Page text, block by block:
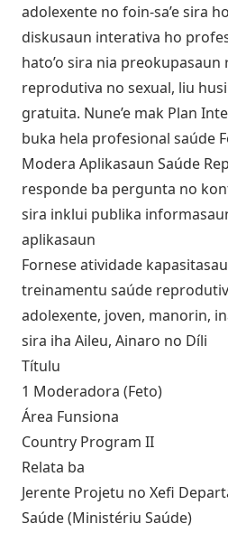
adolexente no foin-sa’e sira
diskusaun interativa ho
hato’o sira nia
reprodutiva no sexual, liu
gratuita. Nune’e mak Plan
buka hela profesional saúde
Modera Aplikasaun Saúde
responde ba pergunta no
sira inklui publika
aplikasaun
Fornese atividade
treinamentu saúde
adolexente, joven, manorin,
sira iha Aileu, Ainaro no Díli
Títulu
1 Moderadora (Feto)
Área Funsiona
Country Program II
Relata ba
Jerente Projetu no Xefi
Saúde (Ministériu Saúde)